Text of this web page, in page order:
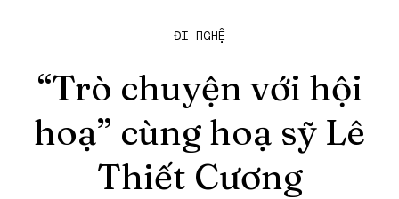
ĐI NGHỆ
“Trò chuyện với hội
hoạ” cùng hoạ sỹ Lê
Thiết Cương